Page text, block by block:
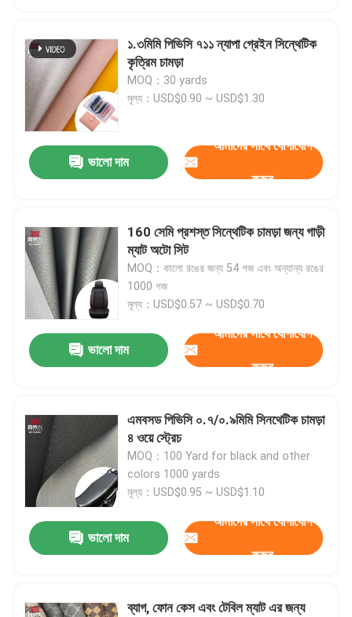
১.৩মিমি পিভিসি ৭১১ ন্যাপা গ্রেইন সিন্থেটিক
কৃত্রিম চামড়া
MOQ：30 yards
মূল্য：USD$0.90 ~ USD$1.30
ভালো দাম
আমাদের সাথে যোগাযোগ
করুন
160 সেমি প্রশস্ত সিন্থেটিক চামড়া জন্য গাড়ী
ম্যাট অটো সিট
MOQ：কালো রঙের জন্য 54 গজ এবং অন্যান্য রঙের
1000 গজ
মূল্য：USD$0.57 ~ USD$0.70
ভালো দাম
আমাদের সাথে যোগাযোগ
করুন
এমবসড পিভিসি ০.৭/০.৯মিমি সিনথেটিক চামড়া
৪ ওয়ে স্ট্রেচ
MOQ：100 Yard for black and other
colors 1000 yards
মূল্য：USD$0.95 ~ USD$1.10
ভালো দাম
আমাদের সাথে যোগাযোগ
করুন
ব্যাগ, ফোন কেস এবং টেবিল ম্যাট এর জন্য